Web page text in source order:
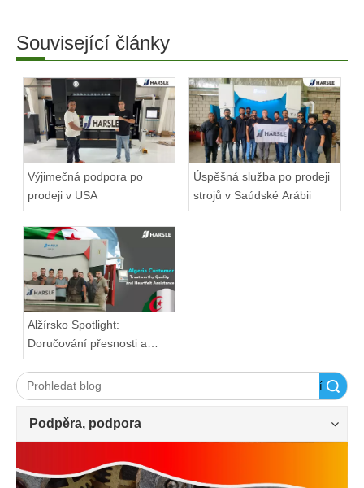
Související články
Výjimečná podpora po
prodeji v USA
Úspěšná služba po prodeji
strojů v Saúdské Arábii
Alžírsko Spotlight:
Doručování přesnosti a
dokonalosti od HARSLE
Vyhledávání
Podpěra, podpora